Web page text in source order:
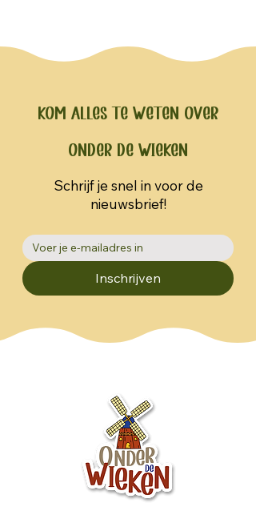
Kom alles te weten over
Onder de Wieken
Schrijf je snel in voor de
nieuwsbrief!
Inschrijven